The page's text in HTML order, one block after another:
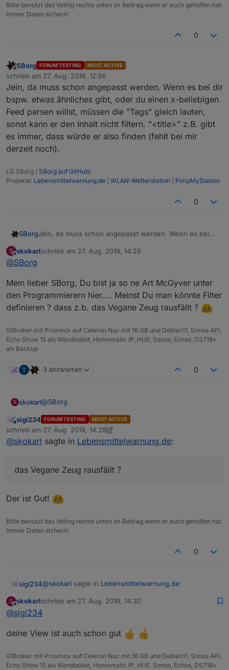
Bitte benutzt das Voting rechts unten im Beitrag wenn er euch geholfen hat.
Immer Daten sichern!
0
Offline
SBorg FORUM TESTING MOST ACTIVE
schrieb am 27. Aug. 2019, 12:56
zuletzt editiert von
Jein, da muss schon angepasst werden. Wenn es bei dir
bspw. etwas ähnliches gibt, oder du einen x-beliebigen
Feed parsen willst, müssen die "Tags" gleich lauten,
sonst kann er den Inhalt nicht filtern. "<title>" z.B. gibt
es immer, dass würde er also finden (fehlt bei mir
derzeit noch).
LG SBorg ( SBorg auf GitHub)
Projekte: Lebensmittelwarnung.de WLAN-Wetterstation PimpMyStation
0
SBorgJein, da muss schon angepasst werden. Wenn es bei
beliebigen Feed parsen willst, müssen die "Tags" gleich
mir derzeit noch).
S
Offline
skokarlschrieb am 27. Aug. 2019, 14:26
zuletzt editiert von
@SBorg
Mein lieber SBorg, Du bist ja so ne Art McGyver unter
den Programmierern hier.... Meinst Du man könnte Filter
definieren ? dass z.b. das Vegane Zeug rausfällt ?
IOBroker mit Proxmox auf Celeron Nuc mit 16 GB und Debian11, Sonos API,
Echo Show 15 als Wandtablet, Homematic IP, HUE, Sonos, Echos, DS718+
als Backup
3 Antworten 0
S skokarl@SBorg
Mein lieber SBorg, Du bist ja so ne Art McGyver unter
den Programmierern hier.... Meinst Du man könnte
Filter definieren ? dass z.b. das Vegane Zeug rausfällt
Online
sigi234 FORUM TESTING MOST ACTIVE
schrieb am 27. Aug. 2019, 14:28
zuletzt editiert von sigi234
@skokarl sagte in Lebensmittelwarnung.de:
das Vegane Zeug rausfällt ?
Der ist Gut!
Bitte benutzt das Voting rechts unten im Beitrag wenn er euch geholfen hat.
Immer Daten sichern!
0
sigi234@skokarl sagte in Lebensmittelwarnung.de:
Der ist Gut!
S
Offline
skokarlschrieb am 27. Aug. 2019, 14:30
zuletzt editiert von
@sigi234
deine View ist auch schon gut
IOBroker mit Proxmox auf Celeron Nuc mit 16 GB und Debian11, Sonos API,
Echo Show 15 als Wandtablet, Homematic IP, HUE, Sonos, Echos, DS718+